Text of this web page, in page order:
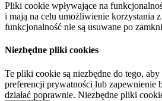
Pliki cookie wpływające na
i mają na celu umożliwienie korzystania
funkcjonalność nie są usuwane po
Niezbędne pliki cookies
Te pliki cookie są niezbędne do tego,
preferencji prywatności lub zapewnienie
działać poprawnie. Niezbędne pliki